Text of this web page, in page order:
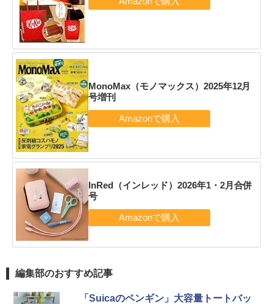
MonoMax（モノマックス）2025年12月
号増刊
InRed（インレッド）2026年1・2月合併
号
編集部のおすすめ記事
「Suicaのペンギン」大容量トートバッ